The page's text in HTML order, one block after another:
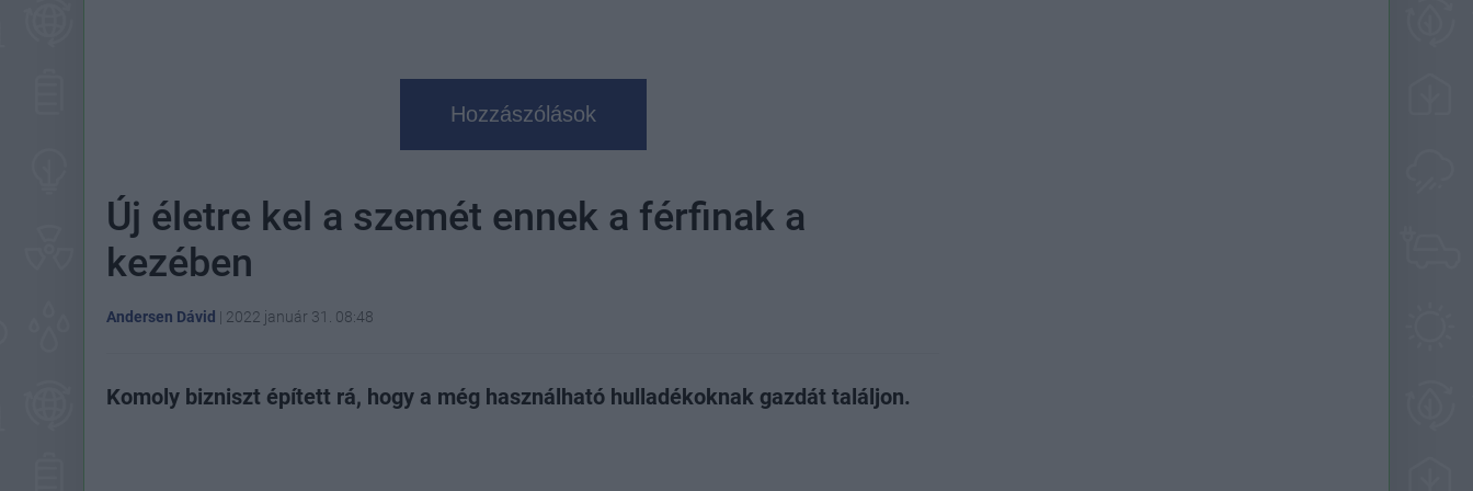
Hozzászólások
Új életre kel a szemét ennek a férfinak a
kezében
Andersen Dávid | 2022 január 31. 08:48
Komoly bizniszt épített rá, hogy a még használható hulladékoknak gazdát találjon.